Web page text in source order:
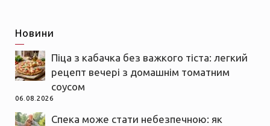
Новини
Піца з кабачка без важкого тіста: легкий
рецепт вечері з домашнім томатним
соусом
06.08.2026
Спека може стати небезпечною: як